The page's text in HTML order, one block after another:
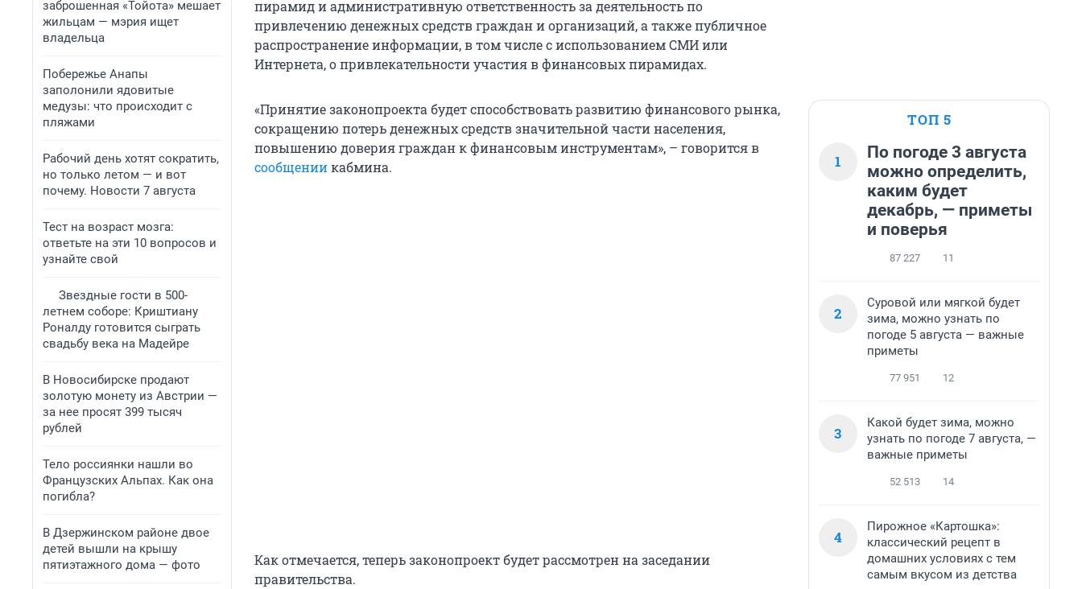
заброшенная «Тойота» мешает
жильцам — мэрия ищет
владельца
Побережье Анапы
заполонили ядовитые
медузы: что происходит с
пляжами
Рабочий день хотят сократить,
но только летом — и вот
почему. Новости 7 августа
Тест на возраст мозга:
ответьте на эти 10 вопросов и
узнайте свой
Звездные гости в 500-
летнем соборе: Криштиану
Роналду готовится сыграть
свадьбу века на Мадейре
В Новосибирске продают
золотую монету из Австрии —
за нее просят 399 тысяч
рублей
Тело россиянки нашли во
Французских Альпах. Как она
погибла?
В Дзержинском районе двое
детей вышли на крышу
пятиэтажного дома — фото
пирамид и административную ответственность за деятельность по
привлечению денежных средств граждан и организаций, а также публичное
распространение информации, в том числе с использованием СМИ или
Интернета, о привлекательности участия в финансовых пирамидах.
«Принятие законопроекта будет способствовать развитию финансового рынка,
сокращению потерь денежных средств значительной части населения,
повышению доверия граждан к финансовым инструментам», – говорится в
сообщениикабмина.
Как отмечается, теперь законопроект будет рассмотрен на заседании
правительства.
ТОП 5
1
По погоде 3 августа
можно определить,
каким будет
декабрь, — приметы
и поверья
87 227 11
2
Суровой или мягкой будет
зима, можно узнать по
погоде 5 августа — важные
приметы
77 951 12
3
Какой будет зима, можно
узнать по погоде 7 августа, —
важные приметы
52 513 14
4
Пирожное «Картошка»:
классический рецепт в
домашних условиях с тем
самым вкусом из детства